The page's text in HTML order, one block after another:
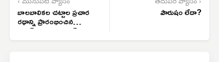
‹ మునుపటి వ్యాసం
బాలబాలికల చట్టాల ప్రచార
రథాన్ని ప్రారంభించిన
కలెక్టర్, అదనపు కలెక్టర్
తదుపరి వ్యాసం ›
పౌరుషం లేదా?